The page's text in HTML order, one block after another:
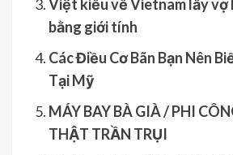
Việt kiều về Vietnam lấy vợ
bằng giới tính
Các Điều Cơ Bãn Bạn Nên
Tại Mỹ
MÁY BAY BÀ GIÀ / PHI
THẬT TRẦN TRỤI